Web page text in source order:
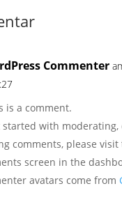
Commenter
is a comment.
started with moderating,
comments, please visit
screen in the
avatars come from